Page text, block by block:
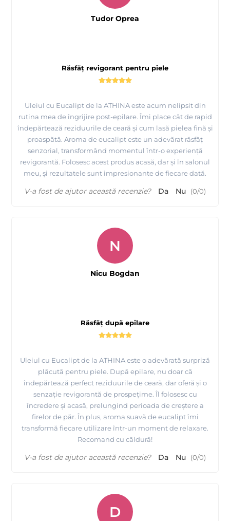
Răsfăț revigorant pentru piele
Uleiul cu Eucalipt de la ATHINA este acum nelipsit din
rutina mea de îngrijire post-epilare. Îmi place cât de rapid
îndepărtează reziduurile de ceară și cum lasă pielea fină și
proaspătă. Aroma de eucalipt este un adevărat răsfăț
senzorial, transformând momentul într-o experiență
revigorantă. Folosesc acest produs acasă, dar și în salonul
meu, și rezultatele sunt impresionante de fiecare dată.
Tudor Oprea
V-a fost de ajutor această recenzie? Da Nu (0/0)
Răsfăț după epilare
Uleiul cu Eucalipt de la ATHINA este o adevărată surpriză
plăcută pentru piele. După epilare, nu doar că
îndepărtează perfect reziduurile de ceară, dar oferă și o
senzație revigorantă de prospețime. Îl folosesc cu
încredere și acasă, prelungind perioada de creștere a
firelor de păr. În plus, aroma suavă de eucalipt îmi
transformă fiecare utilizare într-un moment de relaxare.
Recomand cu căldură!
N
Nicu Bogdan
V-a fost de ajutor această recenzie? Da Nu (0/0)
D